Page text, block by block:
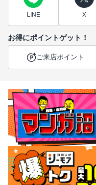
LINE X
お得にポイントゲット！
ご来店ポイント